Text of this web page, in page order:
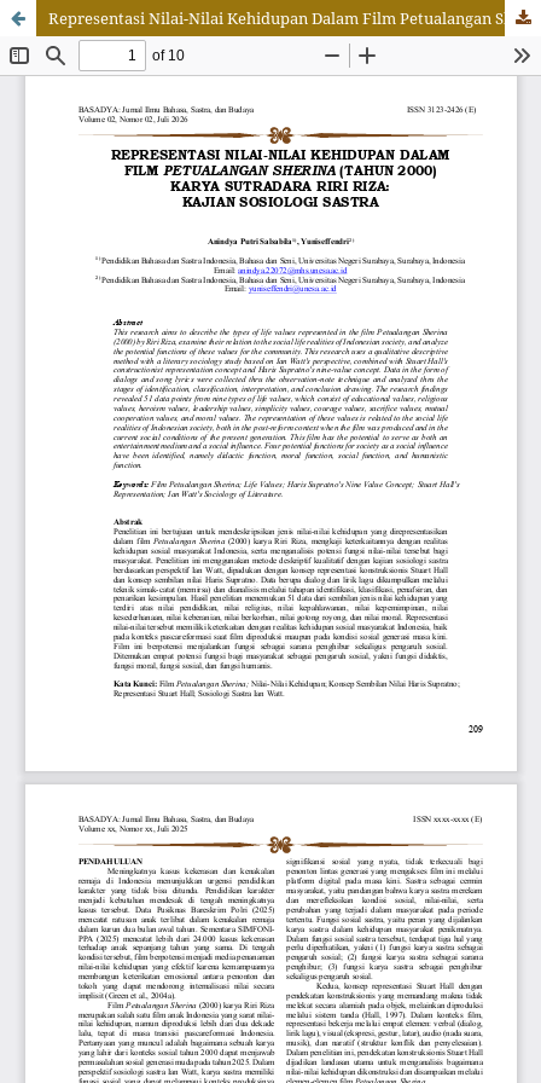
Representasi Nilai-Nilai Kehidupan Dalam Film Petualangan Sherina (Tahun 2000) Karya Sutradara Riri Riza: Kajian Sosiologi Sastra